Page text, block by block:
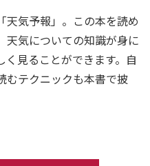
天気予報」。この本を読め
天気についての知識が身に
見ることができます。自
むテクニックも本書で披